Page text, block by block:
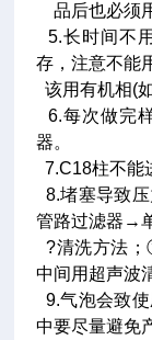
品后也必须
5.长时间不
存，注意不能
该用有机相(
6.每次做完
器。
7.C18柱不能
8.堵塞导致
管路过滤器→
?清洗方法
中间用超声波
9.气泡会致
中要尽量避免